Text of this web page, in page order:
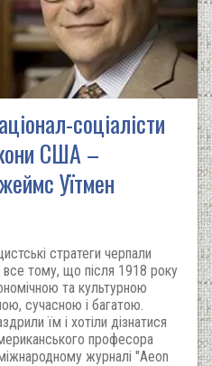
соціалісти
США –
Уїтмен
стратеги черпали
тому, що після 1918 року
та культурною
сучасною і багатою.
їм і хотіли дізнатися
професора
журналі "Aeon